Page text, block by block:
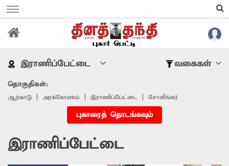
இராணிப்பேட்டை வகைகள்
தொகுதிகள்:
ஆற்காடு அரக்கோணம் இராணிப்பேட்டை சோளிங்கர்
புகாரைத் தொடங்கவும்
இராணிப்பேட்டை